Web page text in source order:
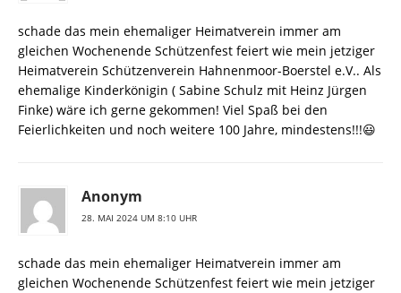
schade das mein ehemaliger Heimatverein immer am
gleichen Wochenende Schützenfest feiert wie mein jetziger
Heimatverein Schützenverein Hahnenmoor-Boerstel e.V.. Als
ehemalige Kinderkönigin ( Sabine Schulz mit Heinz Jürgen
Finke) wäre ich gerne gekommen! Viel Spaß bei den
Feierlichkeiten und noch weitere 100 Jahre, mindestens!!!😃
Anonym
28. MAI 2024 UM 8:10 UHR
schade das mein ehemaliger Heimatverein immer am
gleichen Wochenende Schützenfest feiert wie mein jetziger